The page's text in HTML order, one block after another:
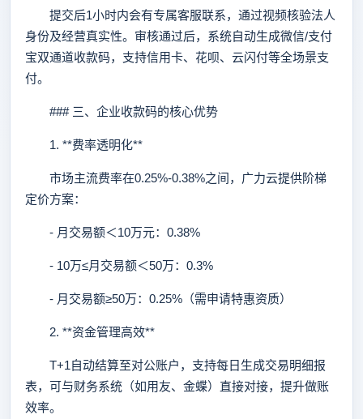
提交后1小时内会有专属客服联系，通过视频核验法人
身份及经营真实性。审核通过后，系统自动生成微信/支付
宝双通道收款码，支持信用卡、花呗、云闪付等全场景支
付。
### 三、企业收款码的核心优势
1. **费率透明化**
市场主流费率在0.25%-0.38%之间，广力云提供阶梯
定价方案：
- 月交易额＜10万元：0.38%
- 10万≤月交易额＜50万：0.3%
- 月交易额≥50万：0.25%（需申请特惠资质）
2. **资金管理高效**
T+1自动结算至对公账户，支持每日生成交易明细报
表，可与财务系统（如用友、金蝶）直接对接，提升做账
效率。